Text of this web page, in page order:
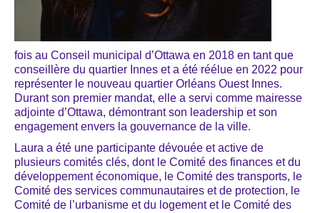
fois au Conseil municipal d’Ottawa en 2018 en tant que
conseillère du quartier Innes et a été réélue en 2022 pour
représenter le nouveau quartier Orléans Ouest Innes.
Durant son premier mandat, elle a servi comme mairesse
adjointe d’Ottawa, démontrant son leadership et son
engagement envers la gouvernance de la ville.
Laura a été une participante dévouée et active de
plusieurs comités clés, dont le Comité des finances et du
développement économique, le Comité des transports, le
Comité des services communautaires et de protection, le
Comité de l’urbanisme et du logement et le Comité des